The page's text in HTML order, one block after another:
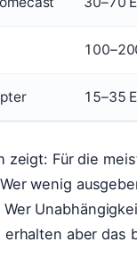
15–35
zeigt: Für die
wenig
Wer
erhalten aber das